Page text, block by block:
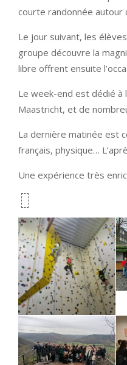
courte randonnée autour
Le jour suivant, les
groupe découvre la
libre offrent ensuite
Le week-end est dédié à
Maastricht, et de
La dernière matinée est
français, physique…
Une expérience très